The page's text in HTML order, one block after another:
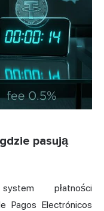
pasują
płatności
Pagos Electrónicos